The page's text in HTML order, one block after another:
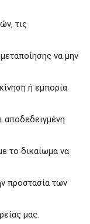
τις
να μην
ή εμπορία
αποδεδειγμένη
το δικαίωμα να
προστασία των
μας.